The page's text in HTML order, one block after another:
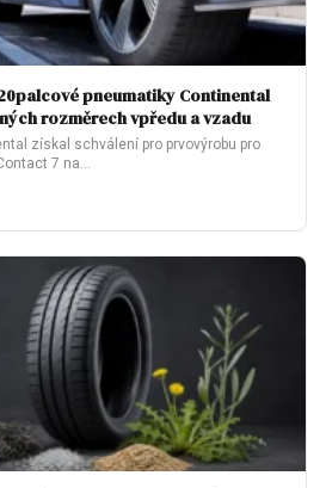
pneumatiky Continental
rozměrech vpředu a vzadu
získal schválení pro prvovýrobu pro
7 na…